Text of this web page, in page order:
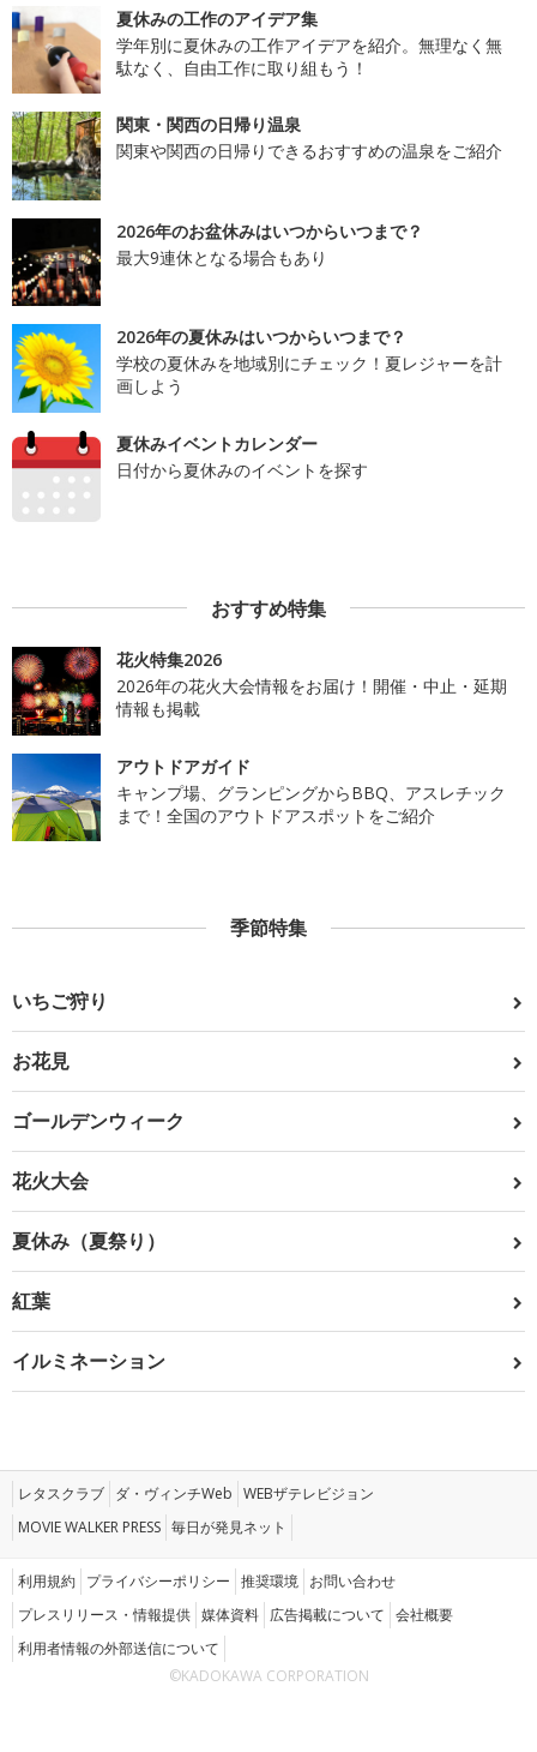
夏休みの工作のアイデア集
学年別に夏休みの工作アイデアを紹介。無理なく無
駄なく、自由工作に取り組もう！
関東・関西の日帰り温泉
関東や関西の日帰りできるおすすめの温泉をご紹介
2026年のお盆休みはいつからいつまで？
最大9連休となる場合もあり
2026年の夏休みはいつからいつまで？
学校の夏休みを地域別にチェック！夏レジャーを計
画しよう
夏休みイベントカレンダー
日付から夏休みのイベントを探す
おすすめ特集
花火特集2026
2026年の花火大会情報をお届け！開催・中止・延期
情報も掲載
アウトドアガイド
キャンプ場、グランピングからBBQ、アスレチック
まで！全国のアウトドアスポットをご紹介
季節特集
いちご狩り
お花見
ゴールデンウィーク
花火大会
夏休み（夏祭り）
紅葉
イルミネーション
レタスクラブ ダ・ヴィンチWeb WEBザテレビジョン
MOVIE WALKER PRESS 毎日が発見ネット
利用規約 プライバシーポリシー 推奨環境 お問い合わせ
プレスリリース・情報提供 媒体資料 広告掲載について 会社概要
利用者情報の外部送信について
©KADOKAWA CORPORATION